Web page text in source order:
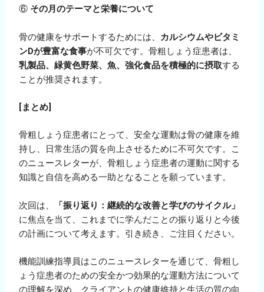
⑥ その月のテーマと栄養について
骨の健康をサポートするためには、 カルシウムやビタミ
ンDが豊富な食事が不可欠です。骨粗しょう症患者は、
乳製品、緑黄色野菜、魚、強化食品を積極的に摂取する
ことが推奨されます。
[ まとめ]
骨粗しょう症患者にとって、安全な運動は骨の健康を維
持し、日常生活の質を向上させるために不可欠です。こ
のニュースレターが、骨粗しょう症患者の運動に関する
知識と自信を高める一助となることを願っています。
次回は、
「振り返り：継続的な改善と学びのサイクル」
に焦点を当て、これまでに学んだことの振り返りと今後
の計画について考えます。引き続き、ご注目ください。
機能訓練指導員はこのニュースレターを通じて、骨粗し
ょう症患者のための安全かつ効果的な運動方法について
の理解を深め、クライアントの健康維持と生活の質の向